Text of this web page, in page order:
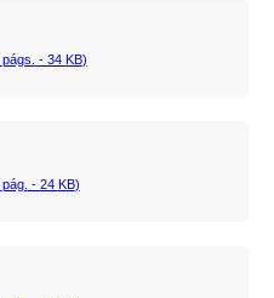
págs. - 34 KB)
pág. - 24 KB)